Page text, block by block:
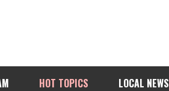
HOT TOPICS
LOCAL NEWS